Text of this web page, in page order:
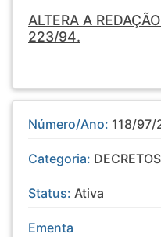
ALTERA A
223/94.
Número/Ano: 118/97/
Categoria: DECRETOS
Status: Ativa
Ementa